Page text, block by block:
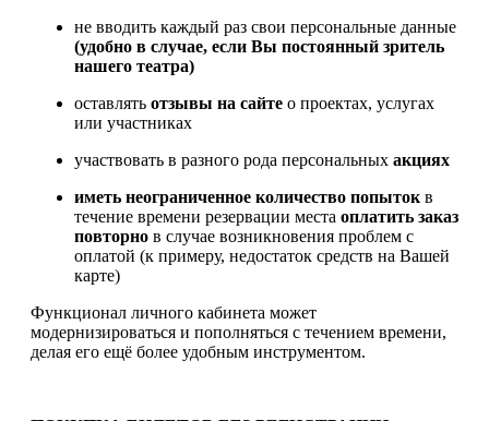
не вводить каждый раз свои персональные данные
(удобно в случае, если Вы постоянный зритель
нашего театра)
оставлять отзывы на сайте о проектах, услугах
или участниках
участвовать в разного рода персональных акциях
иметь неограниченное количество попыток в
течение времени резервации места оплатить заказ
повторно в случае возникновения проблем с
оплатой (к примеру, недостаток средств на Вашей
карте)
Функционал личного кабинета может
модернизироваться и пополняться с течением времени,
делая его ещё более удобным инструментом.